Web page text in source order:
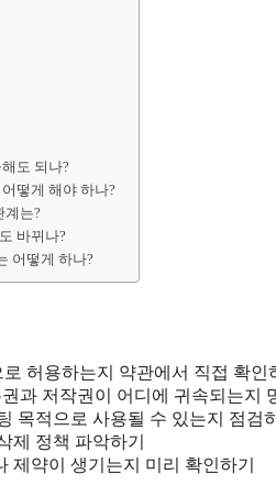
도 되나?
떻게 해야 하나?
계는?
바뀌나?
어떻게 하나?
허용하는지 약관에서 직접 확인
과 저작권이 어디에 귀속되는지
목적으로 사용될 수 있는지 점검
제 정책 파악하기
제약이 생기는지 미리 확인하기